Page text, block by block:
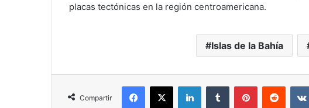
placas tectónicas en la región centroamericana.
Islas de la Bahía
Compartir
Facebook
X LinkedInTumblr PinterestReddit